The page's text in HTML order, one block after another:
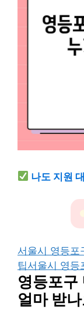
나도 지원
서울시 영등포
팁서울시 영등
영등포구
얼마 받